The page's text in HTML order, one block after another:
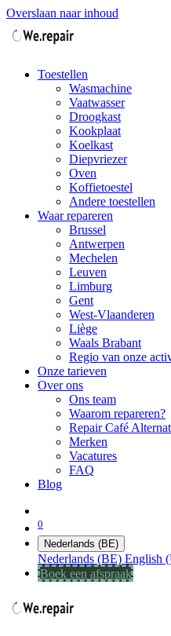
Overslaan naar inhoud
Toestellen
Wasmachine
Vaatwasser
Droogkast
Kookplaat
Koelkast
Diepvriezer
Oven
Koffietoestel
Andere toestellen
Waar repareren
Brussel
Antwerpen
Mechelen
Leuven
Limburg
Gent
West-Vlaanderen
Liège
Waals Brabant
Regio van onze
Onze tarieven
Over ons
Ons team
Waarom repareren?
Repair Café
Merken
Vacatures
FAQ
Blog
0
Nederlands (BE)
Nederlands (BE) English
Boek een afspraak